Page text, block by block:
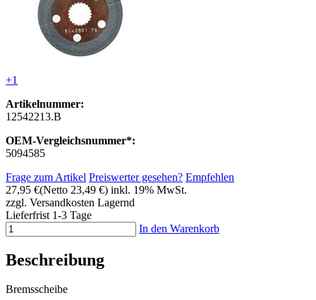
+1
Artikelnummer:
12542213.B
OEM-Vergleichsnummer*:
5094585
Frage zum Artikel Preiswerter gesehen? Empfehlen
27,95 €(Netto 23,49 €) inkl. 19% MwSt.
zzgl. Versandkosten Lagernd
Lieferfrist 1-3 Tage
In den Warenkorb
Beschreibung
Bremsscheibe